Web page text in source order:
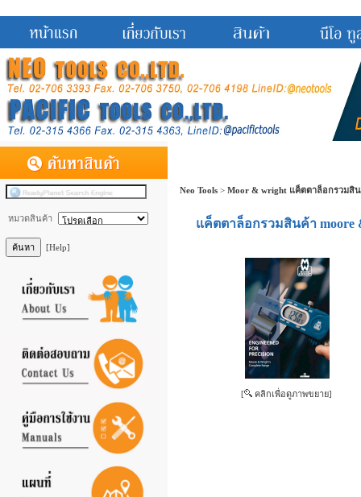
หมวดสินค้า
[Help]
Neo Tools > Moor & wright แค็ตตาล็อกรวมสิ
แค็ตตาล็อกรวมสินค้า
[ คลิกเพื่อดูภาพขยาย]